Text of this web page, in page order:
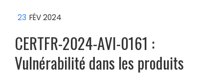
23 FÉV 2024
CERTFR-2024-AVI-0161 :
Vulnérabilité dans les produits